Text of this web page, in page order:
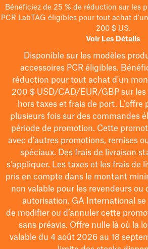
Bénéficiez de 25 % de réduction sur les
PCR LabTAG éligibles pour tout achat
200 $ US.
Voir Les Détails
Disponible sur les modèles
accessoires PCR éligibles.
réduction pour tout achat d'un
200 $USD/CAD/EUR/GBPsur les
hors taxes et frais de port. L'offre
plusieurs fois sur des commandes
période de promotion. Cette
avec d'autres promotions, remises
spéciaux. Des frais de livraison
s'appliquer. Les taxes et les frais de
pris en compte dans le montant
non valable pour les revendeurs
autorisation. GA International se
de modifierou d’annuler cette
sans préavis. Offre nulle là où la
valable du 4 août 2026 au 18